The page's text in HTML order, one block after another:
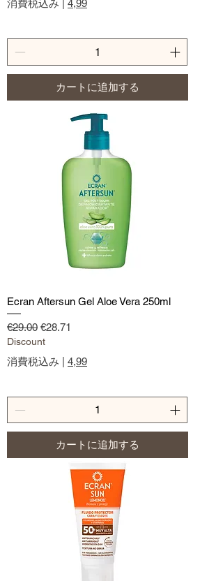
消費税込み 4,99
カートに追加する
Ecran Aftersun Gel Aloe Vera 250ml
通常価格
€29.00 セール価格
€28.71
Discount
消費税込み 4,99
カートに追加する